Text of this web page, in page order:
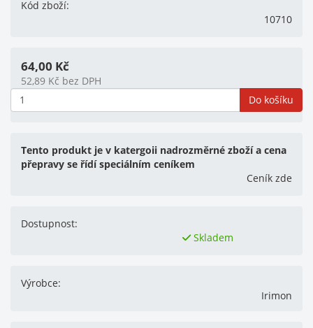
Kód zboží:
10710
64,00 Kč
52,89 Kč bez DPH
Do košíku
Tento produkt je v katergoii nadrozměrné zboží a cena
přepravy se řídí speciálním ceníkem
Ceník zde
Dostupnost:
Skladem
Výrobce:
Irimon